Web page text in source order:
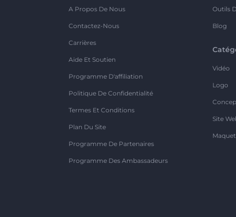
A Propos De Nous
Contactez-Nous
Carrières
Aide Et Soutien
Programme D'affiliation
Politique De Confidentialité
Termes Et Conditions
Plan Du Site
Programme De Partenaires
Programme Des Ambassadeurs
Outils
Blog
Vidéo
Logo
Site